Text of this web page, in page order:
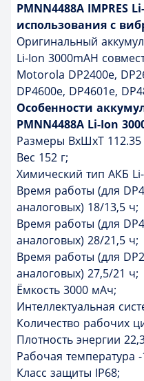
PMNN4488A IMPRES
использования с
Оригинальный
Li-Ion 3000mAH
Motorola DP2400e,
DP4600e, DP4601e,
Особенности
PMNN4488A Li-Ion
Размеры ВxШxТ 112.35
Вес 152 г;
Химический тип АКБ
Время работы (для
аналоговых) 18/13,5 ч;
Время работы (для
аналоговых) 28/21,5 ч;
Время работы (для
аналоговых) 27,5/21 ч;
Ёмкость 3000 мАч;
Интеллектуальная
Количество рабочих
Плотность энергии
Рабочая температура -
Класс защиты IP68;